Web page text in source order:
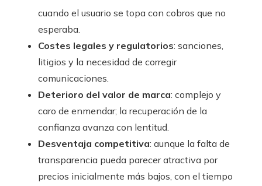
cuando el usuario se topa con cobros que no
esperaba.
Costes legales y regulatorios: sanciones,
litigios y la necesidad de corregir
comunicaciones.
Deterioro del valor de marca: complejo y
caro de enmendar; la recuperación de la
confianza avanza con lentitud.
Desventaja competitiva: aunque la falta de
transparencia pueda parecer atractiva por
precios inicialmente más bajos, con el tiempo